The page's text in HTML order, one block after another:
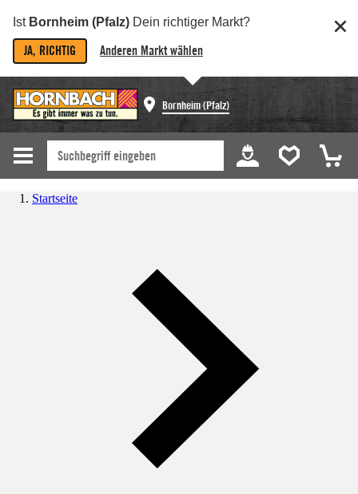
Ist Bornheim (Pfalz) Dein richtiger Markt?
JA, RICHTIG Anderen Markt wählen
Bornheim (Pfalz)
Startseite